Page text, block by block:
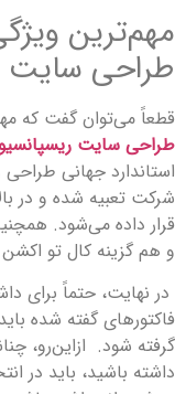
مهم‌ترین
طراحی سایت
قطعاً می‌توان گفت که
طراحی سایت ریسپانسیو
استاندارد جهانی
شرکت تعبیه شده و در
قرار داده می‌شود.
و هم گزینه کال تو
در نهایت، حتماً برای
فاکتورهای گفته شده
گرفته شود. ازاین‌رو،
داشته باشید، باید در